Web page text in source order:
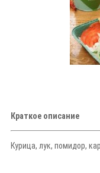
Краткое описание
Курица, лук, помидор,